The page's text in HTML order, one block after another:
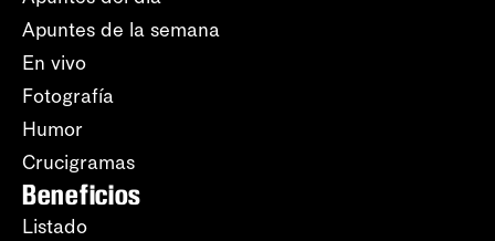
Apuntes de la semana
En vivo
Fotografía
Humor
Crucigramas
Beneficios
Listado